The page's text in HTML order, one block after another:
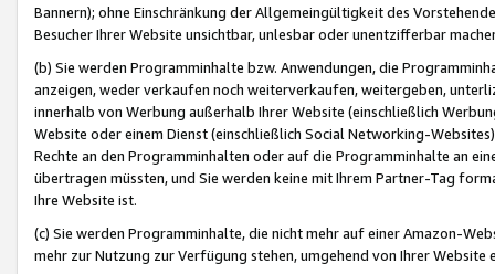
Bannern); ohne Einschränkung der Allgemeingültigkeit des
Besucher Ihrer Website unsichtbar, unlesbar oder unentzifferbar
(b) Sie werden Programminhalte bzw. Anwendungen, die
anzeigen, weder verkaufen noch weiterverkaufen, weitergeben,
innerhalb von Werbung außerhalb Ihrer Website (einschließlich
Website oder einem Dienst (einschließlich Social Networking-
Rechte an den Programminhalten oder auf die Programminhalte an
übertragen müssten, und Sie werden keine mit Ihrem Partner-Tag
Ihre Website ist.
(c) Sie werden Programminhalte, die nicht mehr auf einer Amazon-
mehr zur Nutzung zur Verfügung stehen, umgehend von Ihrer